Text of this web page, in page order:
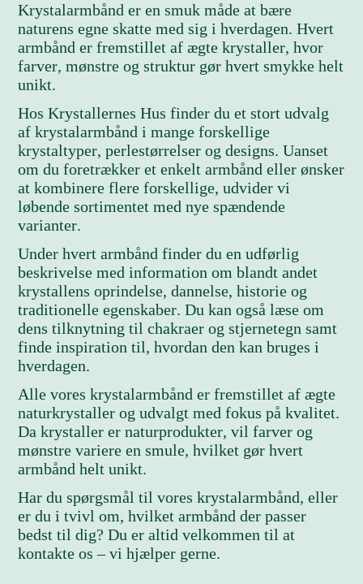
Krystalarmbånd er en smuk måde at bære
naturens egne skatte med sig i hverdagen. Hvert
armbånd er fremstillet af ægte krystaller, hvor
farver, mønstre og struktur gør hvert smykke helt
unikt.
Hos Krystallernes Hus finder du et stort udvalg
af krystalarmbånd i mange forskellige
krystaltyper, perlestørrelser og designs. Uanset
om du foretrækker et enkelt armbånd eller ønsker
at kombinere flere forskellige, udvider vi
løbende sortimentet med nye spændende
varianter.
Under hvert armbånd finder du en udførlig
beskrivelse med information om blandt andet
krystallens oprindelse, dannelse, historie og
traditionelle egenskaber. Du kan også læse om
dens tilknytning til chakraer og stjernetegn samt
finde inspiration til, hvordan den kan bruges i
hverdagen.
Alle vores krystalarmbånd er fremstillet af ægte
naturkrystaller og udvalgt med fokus på kvalitet.
Da krystaller er naturprodukter, vil farver og
mønstre variere en smule, hvilket gør hvert
armbånd helt unikt.
Har du spørgsmål til vores krystalarmbånd, eller
er du i tvivl om, hvilket armbånd der passer
bedst til dig? Du er altid velkommen til at
kontakte os – vi hjælper gerne.